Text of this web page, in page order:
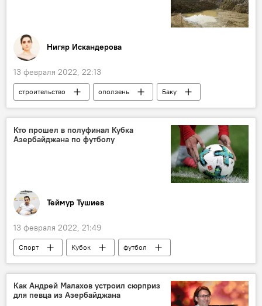
Нигяр Искандерова
13 февраля 2022, 22:13
строительство оползень
Баку
Эксперты
Экономика ЖИЗНЬ
Кто прошел в полуфинал Кубка
Азербайджана по футболу
Теймур Тушиев
13 февраля 2022, 21:49
Спорт Кубок
футбол
Первенство
Полуфинал
клубы
Команды
Результаты
Азербайджан
Как Андрей Малахов устроил сюрприз
для певца из Азербайджана